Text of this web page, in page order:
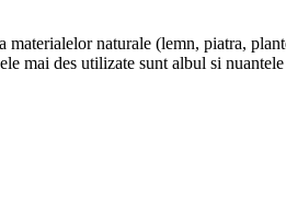
naturale (lemn, piatra,
des utilizate sunt albul si